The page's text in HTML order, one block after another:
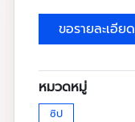
ขอรายละเอียด
หมวดหมู่
ซิป